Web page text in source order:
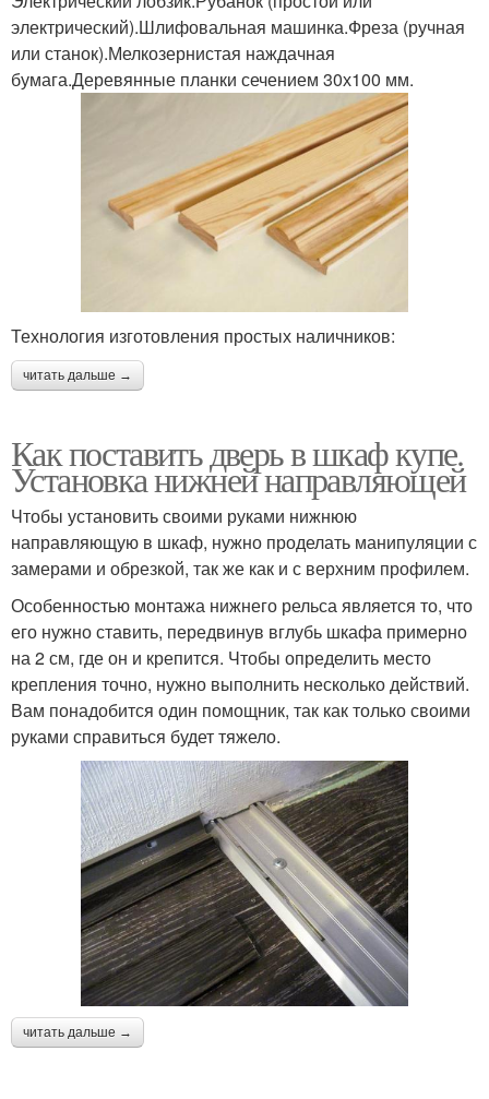
электрический).Шлифовальная машинка.Фреза (ручная
или станок).Мелкозернистая наждачная
бумага.Деревянные планки сечением 30х100 мм.
Технология изготовления простых наличников:
читать дальше →
Как поставить дверь в шкаф купе.
Установка нижней направляющей
Чтобы установить своими руками нижнюю
направляющую в шкаф, нужно проделать манипуляции с
замерами и обрезкой, так же как и с верхним профилем.
Особенностью монтажа нижнего рельса является то, что
его нужно ставить, передвинув вглубь шкафа примерно
на 2 см, где он и крепится. Чтобы определить место
крепления точно, нужно выполнить несколько действий.
Вам понадобится один помощник, так как только своими
руками справиться будет тяжело.
читать дальше →